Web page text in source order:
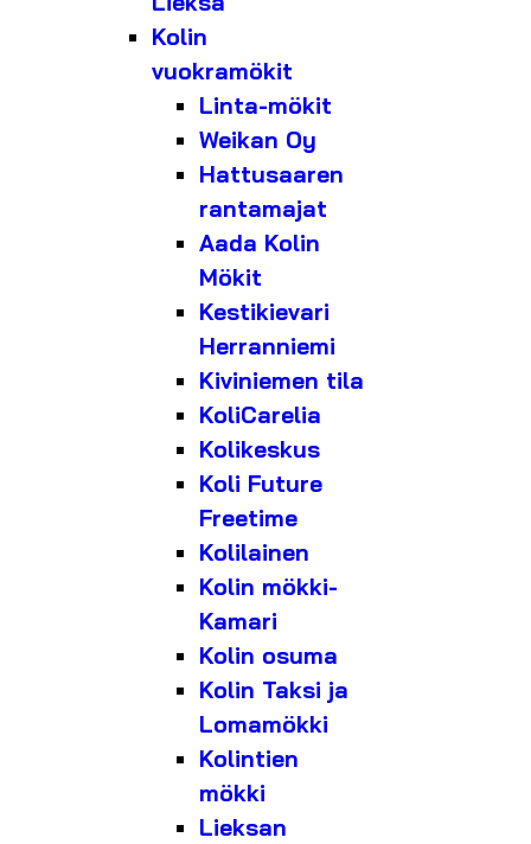
Kolin
vuokramökit
Linta-mökit
Weikan Oy
Hattusaaren
rantamajat
Aada Kolin
Mökit
Kestikievari
Herranniemi
Kiviniemen tila
KoliCarelia
Kolikeskus
Koli Future
Freetime
Kolilainen
Kolin mökki-
Kamari
Kolin osuma
Kolin Taksi ja
Lomamökki
Kolintien
mökki
Lieksan